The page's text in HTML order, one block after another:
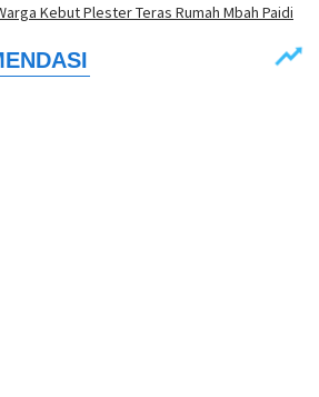
Kebut Plester Teras Rumah Mbah Paidi